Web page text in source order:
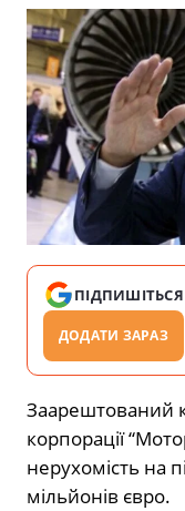
ПІДПИШІТЬСЯ
ДОДАТИ ЗАРАЗ
Заарештований
корпорації
нерухомість на
мільйонів євро.